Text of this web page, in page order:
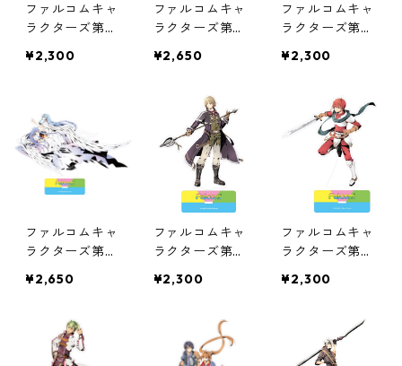
ファルコムキャ
ラクターズ第６
リルスタンド
¥2,300
ファルコムキャ
ラクターズ第５
リルスタンド
¥2,650
ファルコムキャ
ラクターズ第５
リルスタンド
¥2,300
ファルコムキャ
ラクターズ第４
リルスタンド
¥2,650
ファルコムキャ
ラクターズ第４
リルスタンド
¥2,300
ファルコムキャ
ラクターズ第３
リルスタンド
¥2,300